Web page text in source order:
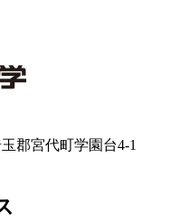
郡宮代町学園台4-1